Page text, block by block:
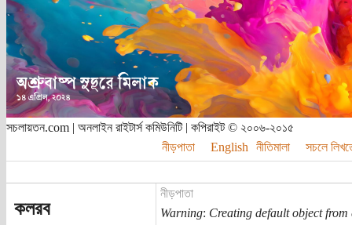
সচলায়তন.com | অনলাইন রাইটার্স কমিউনিটি | কপিরাইট © ২০০৬-২০১৫
নীড়পাতা
English নীতিমালা সচলে
কলরব
নীড়পাতা
Warning: Creating default object from